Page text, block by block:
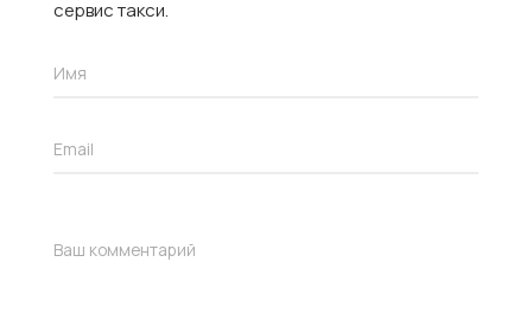
сервис такси.